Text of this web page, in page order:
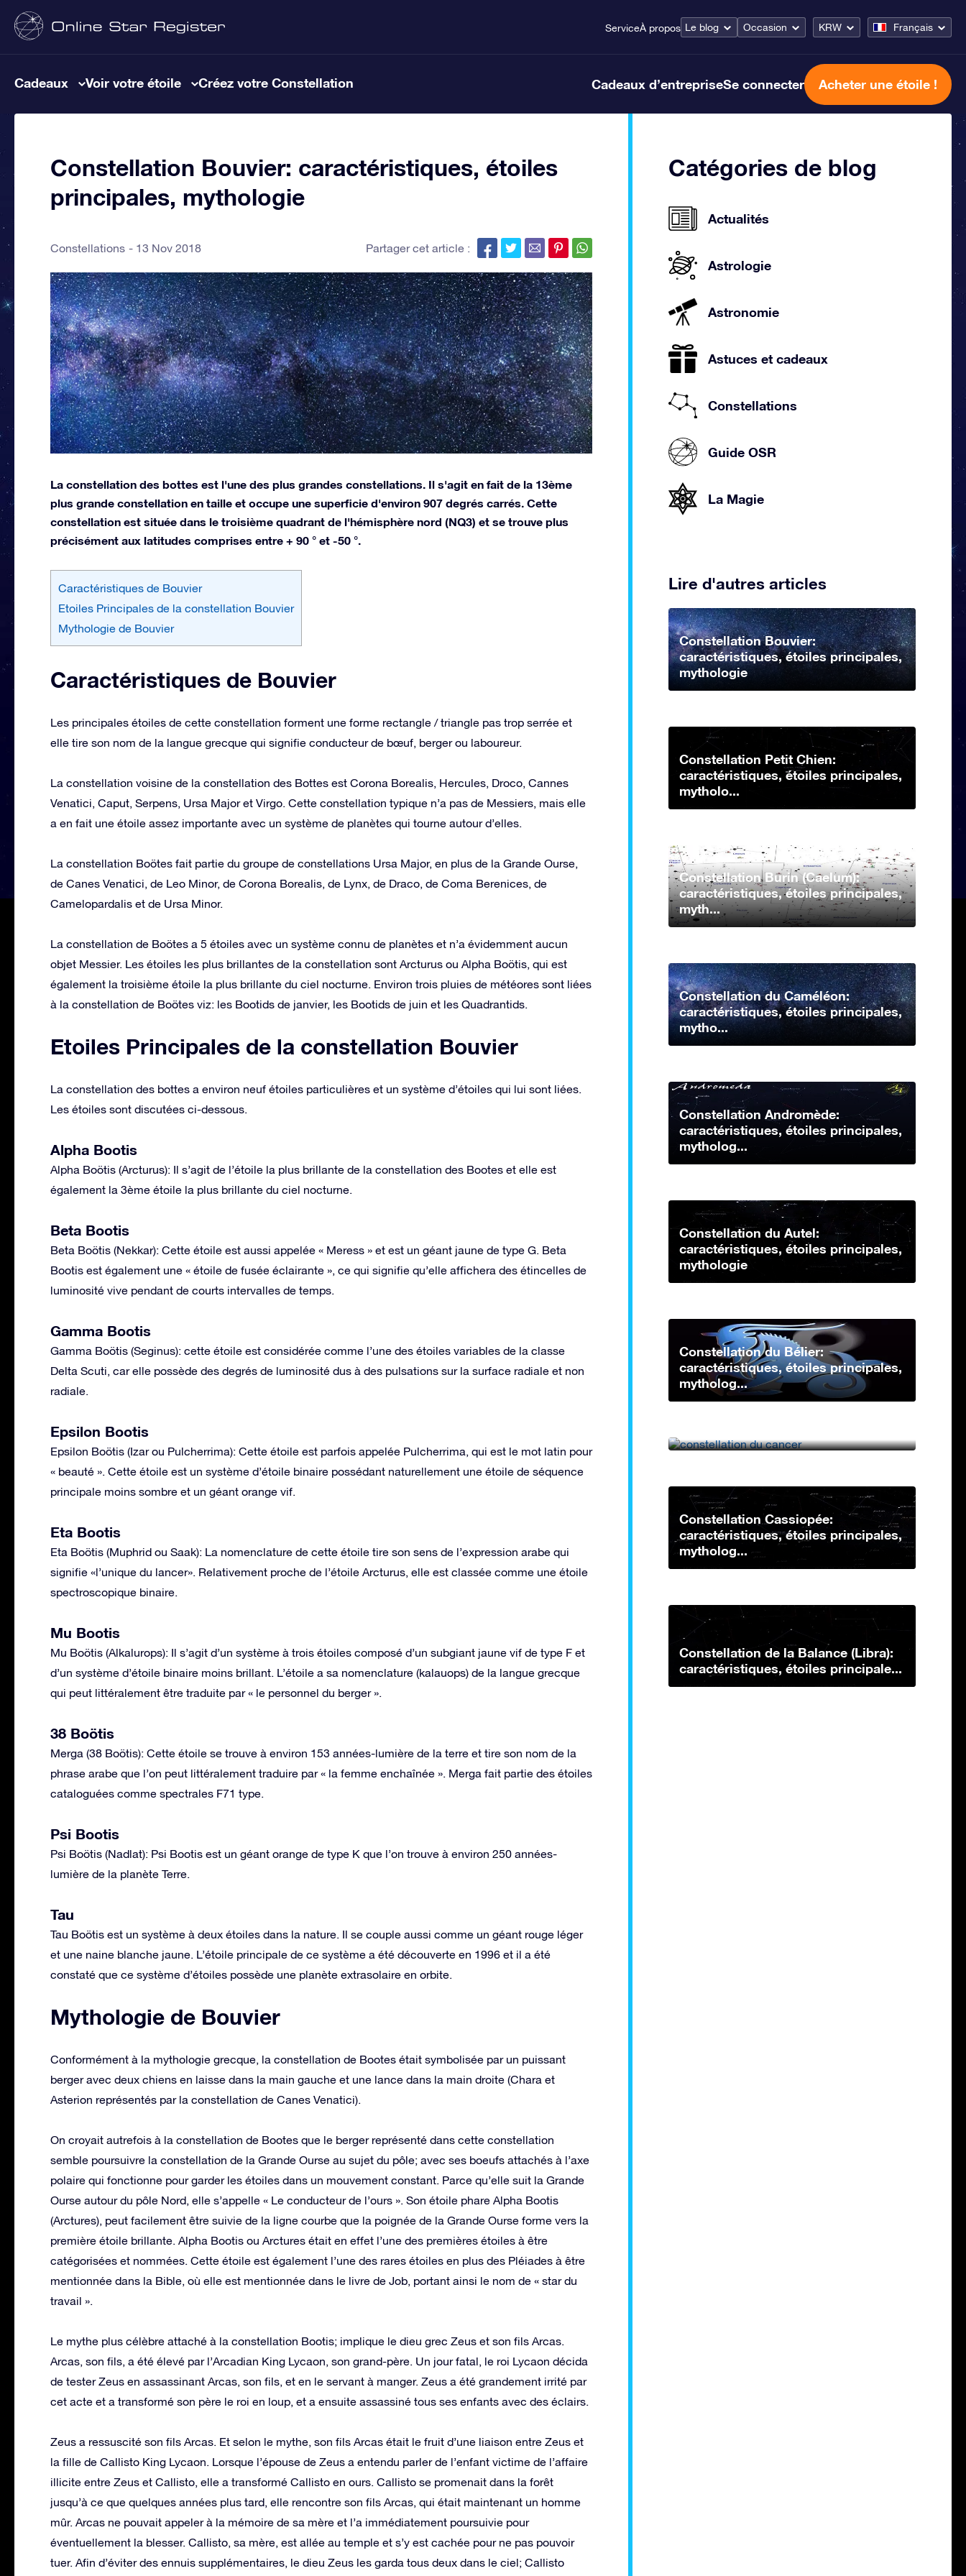
ServiceÀ propos Le blog Occasion KRW Français
Cadeaux Voir votre étoile Créez votre Constellation Cadeaux d’entrepriseSe connecter Acheter une étoile !
Constellation Bouvier: caractéristiques, étoiles
principales, mythologie
Constellations 13 Nov 2018 Partager cet article :
La constellation des bottes est l'une des plus grandes constellations. Il s'agit en fait de la 13ème
plus grande constellation en taille et occupe une superficie d'environ 907 degrés carrés. Cette
constellation est située dans le troisième quadrant de l'hémisphère nord (NQ3) et se trouve plus
précisément aux latitudes comprises entre + 90 ° et -50 °.
Caractéristiques de Bouvier
Etoiles Principales de la constellation Bouvier
Mythologie de Bouvier
Caractéristiques de Bouvier
Les principales étoiles de cette constellation forment une forme rectangle / triangle pas trop serrée et
elle tire son nom de la langue grecque qui signifie conducteur de bœuf, berger ou laboureur.
La constellation voisine de la constellation des Bottes est Corona Borealis, Hercules, Droco, Cannes
Venatici, Caput, Serpens, Ursa Major et Virgo. Cette constellation typique n’a pas de Messiers, mais elle
a en fait une étoile assez importante avec un système de planètes qui tourne autour d’elles.
La constellation Boötes fait partie du groupe de constellations Ursa Major, en plus de la Grande Ourse,
de Canes Venatici, de Leo Minor, de Corona Borealis, de Lynx, de Draco, de Coma Berenices, de
Camelopardalis et de Ursa Minor.
La constellation de Boötes a 5 étoiles avec un système connu de planètes et n’a évidemment aucun
objet Messier. Les étoiles les plus brillantes de la constellation sont Arcturus ou Alpha Boötis, qui est
également la troisième étoile la plus brillante du ciel nocturne. Environ trois pluies de météores sont liées
à la constellation de Boötes viz: les Bootids de janvier, les Bootids de juin et les Quadrantids.
Etoiles Principales de la constellation Bouvier
La constellation des bottes a environ neuf étoiles particulières et un système d’étoiles qui lui sont liées.
Les étoiles sont discutées ci-dessous.
Alpha Bootis
Alpha Boötis (Arcturus): Il s’agit de l’étoile la plus brillante de la constellation des Bootes et elle est
également la 3ème étoile la plus brillante du ciel nocturne.
Beta Bootis
Beta Boötis (Nekkar): Cette étoile est aussi appelée « Meress » et est un géant jaune de type G. Beta
Bootis est également une « étoile de fusée éclairante », ce qui signifie qu’elle affichera des étincelles de
luminosité vive pendant de courts intervalles de temps.
Gamma Bootis
Gamma Boötis (Seginus): cette étoile est considérée comme l’une des étoiles variables de la classe
Delta Scuti, car elle possède des degrés de luminosité dus à des pulsations sur la surface radiale et non
radiale.
Epsilon Bootis
Epsilon Boötis (Izar ou Pulcherrima): Cette étoile est parfois appelée Pulcherrima, qui est le mot latin pour
« beauté ». Cette étoile est un système d’étoile binaire possédant naturellement une étoile de séquence
principale moins sombre et un géant orange vif.
Eta Bootis
Eta Boötis (Muphrid ou Saak): La nomenclature de cette étoile tire son sens de l’expression arabe qui
signifie «l’unique du lancer». Relativement proche de l’étoile Arcturus, elle est classée comme une étoile
spectroscopique binaire.
Mu Bootis
Mu Boötis (Alkalurops): Il s’agit d’un système à trois étoiles composé d’un subgiant jaune vif de type F et
d’un système d’étoile binaire moins brillant. L’étoile a sa nomenclature (kalauops) de la langue grecque
qui peut littéralement être traduite par « le personnel du berger ».
38 Boötis
Merga (38 Boötis): Cette étoile se trouve à environ 153 années-lumière de la terre et tire son nom de la
phrase arabe que l’on peut littéralement traduire par « la femme enchaînée ». Merga fait partie des étoiles
cataloguées comme spectrales F71 type.
Psi Bootis
Psi Boötis (Nadlat): Psi Bootis est un géant orange de type K que l’on trouve à environ 250 années-
lumière de la planète Terre.
Tau
Tau Boötis est un système à deux étoiles dans la nature. Il se couple aussi comme un géant rouge léger
et une naine blanche jaune. L’étoile principale de ce système a été découverte en 1996 et il a été
constaté que ce système d’étoiles possède une planète extrasolaire en orbite.
Mythologie de Bouvier
Conformément à la mythologie grecque, la constellation de Bootes était symbolisée par un puissant
berger avec deux chiens en laisse dans la main gauche et une lance dans la main droite (Chara et
Asterion représentés par la constellation de Canes Venatici).
On croyait autrefois à la constellation de Bootes que le berger représenté dans cette constellation
semble poursuivre la constellation de la Grande Ourse au sujet du pôle; avec ses boeufs attachés à l’axe
polaire qui fonctionne pour garder les étoiles dans un mouvement constant. Parce qu’elle suit la Grande
Ourse autour du pôle Nord, elle s’appelle « Le conducteur de l’ours ». Son étoile phare Alpha Bootis
(Arctures), peut facilement être suivie de la ligne courbe que la poignée de la Grande Ourse forme vers la
première étoile brillante. Alpha Bootis ou Arctures était en effet l’une des premières étoiles à être
catégorisées et nommées. Cette étoile est également l’une des rares étoiles en plus des Pléiades à être
mentionnée dans la Bible, où elle est mentionnée dans le livre de Job, portant ainsi le nom de « star du
travail ».
Le mythe plus célèbre attaché à la constellation Bootis; implique le dieu grec Zeus et son fils Arcas.
Arcas, son fils, a été élevé par l’Arcadian King Lycaon, son grand-père. Un jour fatal, le roi Lycaon décida
de tester Zeus en assassinant Arcas, son fils, et en le servant à manger. Zeus a été grandement irrité par
cet acte et a transformé son père le roi en loup, et a ensuite assassiné tous ses enfants avec des éclairs.
Zeus a ressuscité son fils Arcas. Et selon le mythe, son fils Arcas était le fruit d’une liaison entre Zeus et
la fille de Callisto King Lycaon. Lorsque l’épouse de Zeus a entendu parler de l’enfant victime de l’affaire
illicite entre Zeus et Callisto, elle a transformé Callisto en ours. Callisto se promenait dans la forêt
jusqu’à ce que quelques années plus tard, elle rencontre son fils Arcas, qui était maintenant un homme
mûr. Arcas ne pouvait appeler à la mémoire de sa mère et l’a immédiatement poursuivie pour
éventuellement la blesser. Callisto, sa mère, est allée au temple et s’y est cachée pour ne pas pouvoir
tuer. Afin d’éviter des ennuis supplémentaires, le dieu Zeus les garda tous deux dans le ciel; Callisto
Catégories de blog
Actualités
Astrologie
Astronomie
Astuces et cadeaux
Constellations
Guide OSR
La Magie
Lire d'autres articles
Constellation Bouvier:
caractéristiques, étoiles principales,
mythologie
Constellation Petit Chien:
caractéristiques, étoiles principales,
mytholo...
Constellation Burin (Caelum):
caractéristiques, étoiles principales,
myth...
Constellation du Caméléon:
caractéristiques, étoiles principales,
mytho...
Constellation Andromède:
caractéristiques, étoiles principales,
mytholog...
Constellation du Autel:
caractéristiques, étoiles principales,
mythologie
Constellation du Bélier:
caractéristiques, étoiles principales,
mytholog...
Constellation du Cancer:
Constellation Cassiopée:
caractéristiques, étoiles principales,
mytholog...
Constellation de la Balance (Libra):
caractéristiques, étoiles principale...